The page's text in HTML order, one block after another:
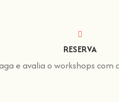
RESERVA
e avalia o workshops com